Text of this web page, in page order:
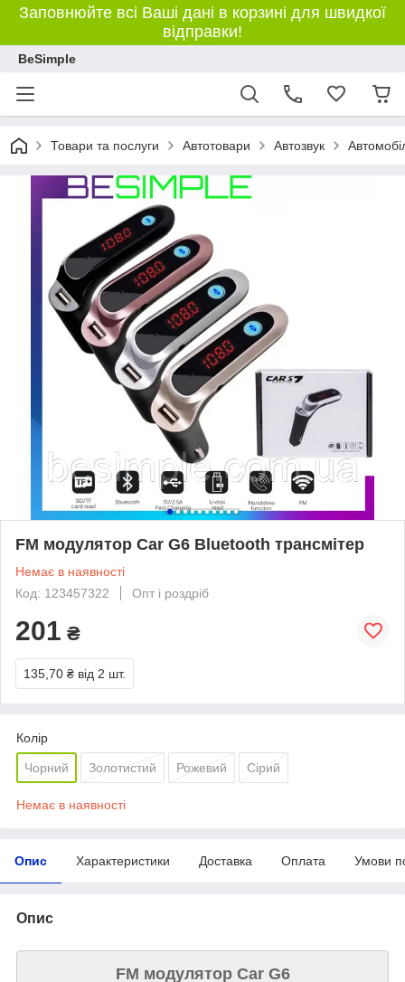
Заповнюйте всі Ваші дані в корзині для швидкої
відправки!
BeSimple
Товари та послуги Автотовари Автозвук
FM модулятор Car G6 Bluetooth трансмітер
Немає в наявності
Код: 123457322
Опт і роздріб
201 ₴
135,70 ₴ від 2 шт.
Колір
Чорний Золотистий Рожевий Сірий
Немає в наявності
Опис Характеристики Доставка Оплата Умови
Опис
FM модулятор Car G6